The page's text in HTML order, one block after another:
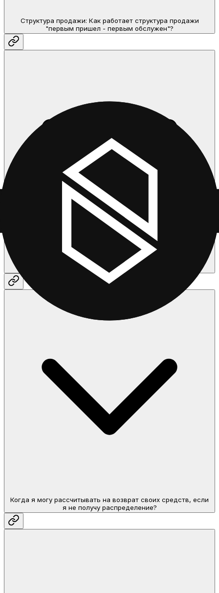
Структура продажи: Как работает структура продажи
"первым пришел - первым обслужен"?
Структура продажи: Как работает структура продаж
"Заполнение снизу"?
Когда я могу рассчитывать на возврат своих средств, если
я не получу распределение?